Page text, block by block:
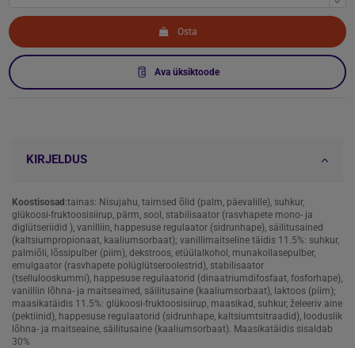
Osta
Ava üksiktoode
KIRJELDUS
Koostisosad:tainas: Nisujahu, taimsed õlid (palm, päevalille), suhkur,
glükoosi-fruktoosisiirup, pärm, sool, stabilisaator (rasvhapete mono- ja
diglütseriidid ), vanilliin, happesuse regulaator (sidrunhape), säilitusained
(kaltsiumpropionaat, kaaliumsorbaat); vanillimaitseline täidis 11.5%: suhkur,
palmiõli, lõssipulber (piim), dekstroos, etüülalkohol, munakollasepulber,
emulgaator (rasvhapete polüglütseroolestrid), stabilisaator
(tsellulooskummi), happesuse regulaatorid (dinaatriumdifosfaat, fosforhape),
vanilliin lõhna- ja maitseained, säilitusaine (kaaliumsorbaat), laktoos (piim);
maasikatäidis 11.5%: glükoosi-fruktoosisiirup, maasikad, suhkur, želeeriv aine
(pektiinid), happesuse regulaatorid (sidrunhape, kaltsiumtsitraadid), looduslik
lõhna- ja maitseaine, säilitusaine (kaaliumsorbaat). Maasikatäidis sisaldab
30%